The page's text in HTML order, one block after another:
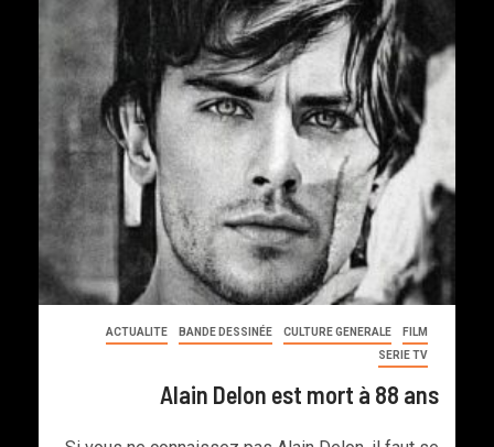
ACTUALITE BANDE DESSINÉE CULTURE GENERALE
FILM
SERIE TV
Alain Delon est mort à 88 ans